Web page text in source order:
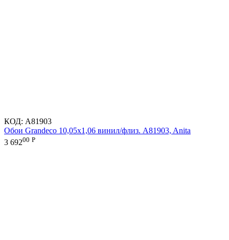
КОД: A81903
Обои Grandeco 10,05х1,06 винил/флиз. A81903, Anita
3 69200 Р